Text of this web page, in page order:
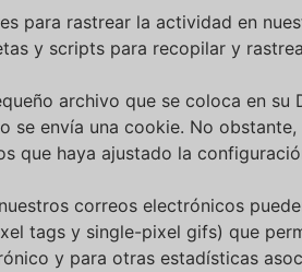
para rastrear la actividad en
y scripts para recopilar y
archivo que se coloca en
envía una cookie. No
que haya ajustado la
correos electrónicos
tags y single-pixel gifs) que
y para otras estadísticas